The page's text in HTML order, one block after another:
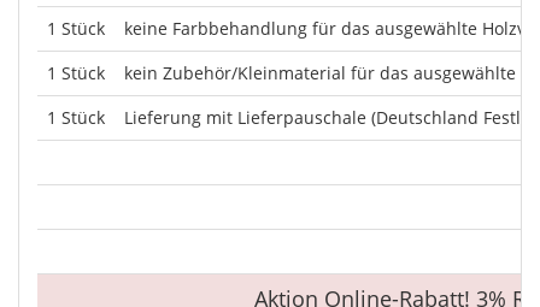
1 Stück
keine Farbbehandlung für das ausgewählte
1 Stück
kein Zubehör/Kleinmaterial für das ausgewählte
1 Stück
Lieferung mit Lieferpauschale (Deutschland
Aktion Online-Rabatt! 3%